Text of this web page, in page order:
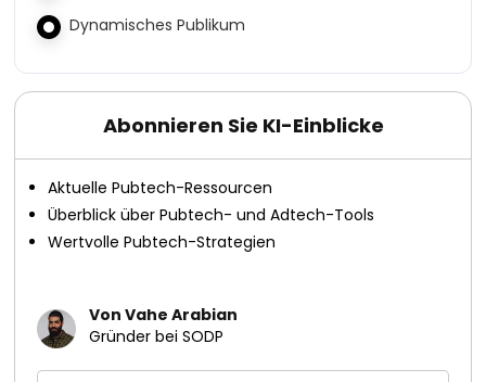
Dynamisches Publikum
Abonnieren Sie KI-Einblicke
Aktuelle Pubtech-Ressourcen
Überblick über Pubtech- und Adtech-Tools
Wertvolle Pubtech-Strategien
Von Vahe Arabian
Gründer bei SODP